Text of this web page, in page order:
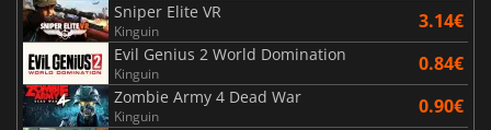
Sniper Elite VR
Kinguin 3.14€
Evil Genius 2 World Domination
Kinguin 0.84€
Zombie Army 4 Dead War
Kinguin 0.90€